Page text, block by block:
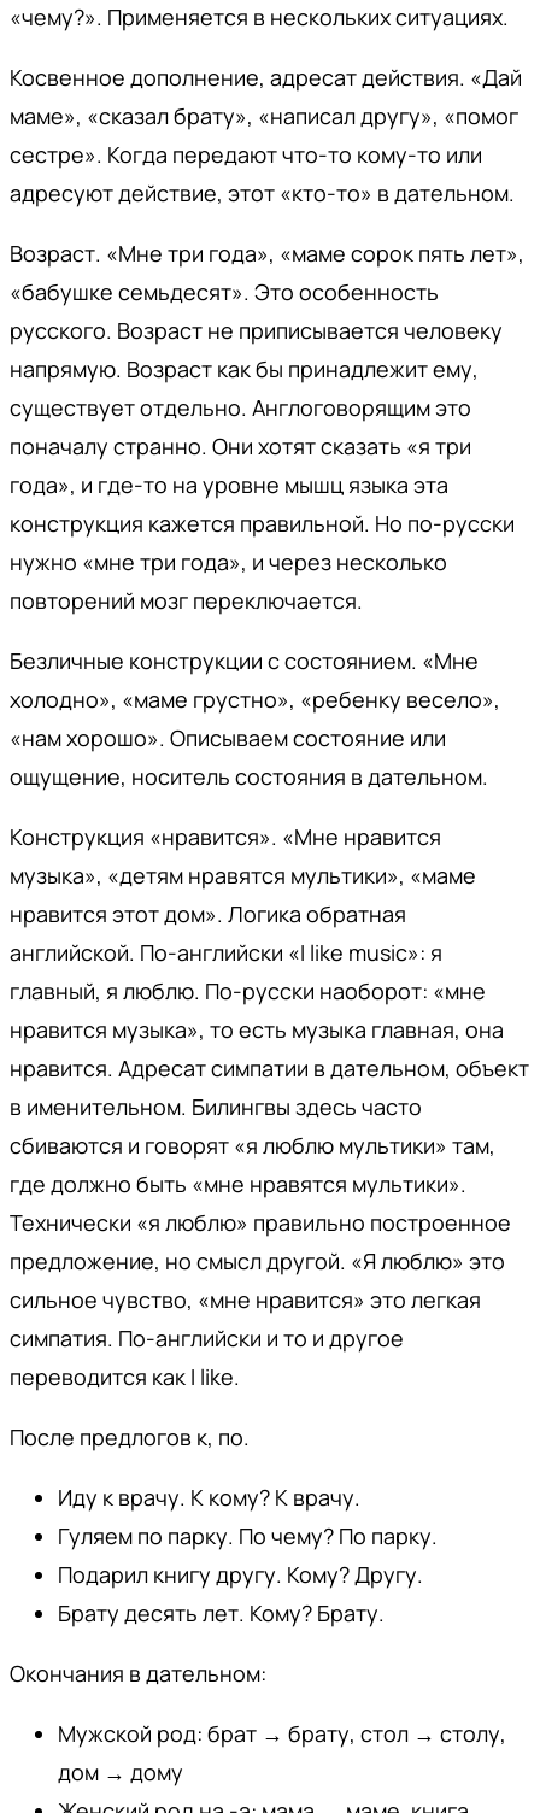
«чему?». Применяется в нескольких ситуациях.
Косвенное дополнение, адресат действия. «Дай
маме», «сказал брату», «написал другу», «помог
сестре». Когда передают что-то кому-то или
адресуют действие, этот «кто-то» в дательном.
Возраст. «Мне три года», «маме сорок пять лет»,
«бабушке семьдесят». Это особенность
русского. Возраст не приписывается человеку
напрямую. Возраст как бы принадлежит ему,
существует отдельно. Англоговорящим это
поначалу странно. Они хотят сказать «я три
года», и где-то на уровне мышц языка эта
конструкция кажется правильной. Но по-русски
нужно «мне три года», и через несколько
повторений мозг переключается.
Безличные конструкции с состоянием. «Мне
холодно», «маме грустно», «ребенку весело»,
«нам хорошо». Описываем состояние или
ощущение, носитель состояния в дательном.
Конструкция «нравится». «Мне нравится
музыка», «детям нравятся мультики», «маме
нравится этот дом». Логика обратная
английской. По-английски «I like music»: я
главный, я люблю. По-русски наоборот: «мне
нравится музыка», то есть музыка главная, она
нравится. Адресат симпатии в дательном, объект
в именительном. Билингвы здесь часто
сбиваются и говорят «я люблю мультики» там,
где должно быть «мне нравятся мультики».
Технически «я люблю» правильно построенное
предложение, но смысл другой. «Я люблю» это
сильное чувство, «мне нравится» это легкая
симпатия. По-английски и то и другое
переводится как I like.
После предлогов к, по.
Иду к врачу. К кому? К врачу.
Гуляем по парку. По чему? По парку.
Подарил книгу другу. Кому? Другу.
Брату десять лет. Кому? Брату.
Окончания в дательном:
Мужской род: брат → брату, стол → столу,
дом → дому